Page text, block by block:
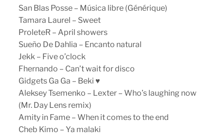
San Blas Posse – Música libre (Générique)
Tamara Laurel – Sweet
ProleteR – April showers
Sueño De Dahlia – Encanto natural
Jekk – Five o’clock
Fhernando – Can’t wait for disco
Gidgets Ga Ga – Beki ♥
Aleksey Tsemenko – Lexter – Who’s laughing now
(Mr. Day Lens remix)
Amity in Fame – When it comes to the end
Cheb Kimo – Ya malaki